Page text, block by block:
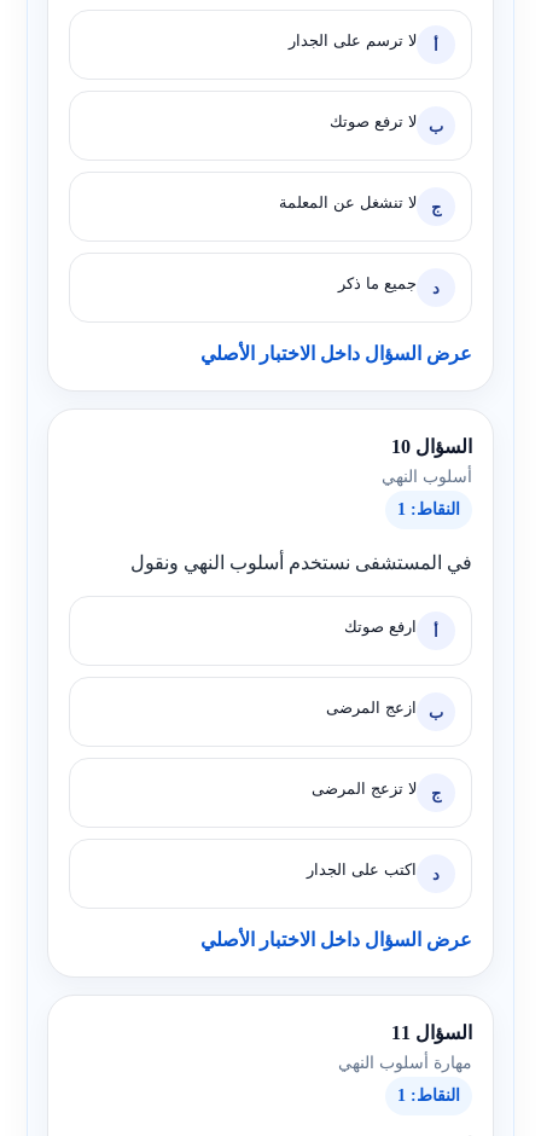
أ لا ترسم على الجدار
ب لا ترفع صوتك
ج لا تنشغل عن المعلمة
د جميع ما ذكر
عرض السؤال داخل الاختبار الأصلي
السؤال 10
أسلوب النهي
النقاط: 1
في المستشفى نستخدم أسلوب النهي ونقول
أ ارفع صوتك
ب ازعج المرضى
ج لا تزعج المرضى
د اكتب على الجدار
عرض السؤال داخل الاختبار الأصلي
السؤال 11
مهارة أسلوب النهي
النقاط: 1